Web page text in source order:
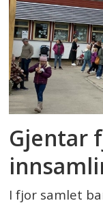
Gjentar
I fjor samlet